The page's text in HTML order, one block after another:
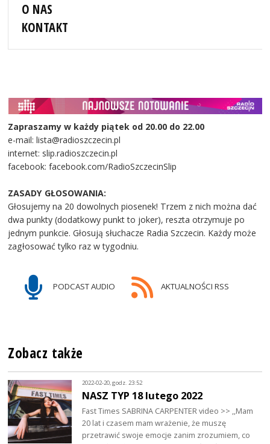
O NAS
KONTAKT
Zapraszamy w każdy piątek od 20.00 do 22.00
e-mail: lista@radioszczecin.pl
internet: slip.radioszczecin.pl
facebook: facebook.com/RadioSzczecinSlip
ZASADY GŁOSOWANIA:
Głosujemy na 20 dowolnych piosenek! Trzem z nich można dać
dwa punkty (dodatkowy punkt to joker), reszta otrzymuje po
jednym punkcie. Głosują słuchacze Radia Szczecin. Każdy może
zagłosować tylko raz w tygodniu.
PODCAST AUDIO AKTUALNOŚCI RSS
Zobacz także
2022-02-20, godz. 23:52
NASZ TYP 18 lutego 2022
Fast Times SABRINA CARPENTER video >> ,,Mam
20 lat i czasem mam wrażenie, że muszę
przetrawić swoje emocje zanim zrozumiem, co